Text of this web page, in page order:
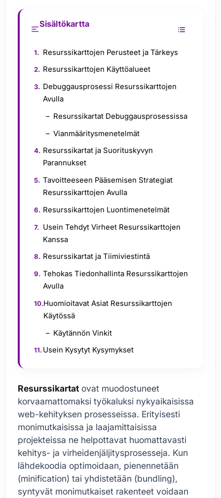
Sisältökartta
Resurssikarttojen Perusteet ja Tärkeys
Resurssikarttojen Käyttöalueet
Debuggausprosessi Resurssikarttojen
Avulla
Resurssikartat Debuggausprosessissa
Vianmääritysmenetelmät
Resurssikartat ja Suorituskyvyn
Parannukset
Tavoitteeseen Pääsemisen Strategiat
Resurssikarttojen Avulla
Resurssikarttojen Luontimenetelmät
Usein Tehdyt Virheet Resurssikarttojen
Kanssa
Resurssikartat ja Tiimiviestintä
Tehokas Tiedonhallinta Resurssikarttojen
Avulla
Huomioitavat Asiat Resurssikarttojen
Käytössä
Käytännön Vinkit
Usein Kysytyt Kysymykset
Resurssikartat ovat muodostuneet
korvaamattomaksi työkaluksi nykyaikaisissa
web-kehityksen prosesseissa. Erityisesti
monimutkaisissa ja laajamittaisissa
projekteissa ne helpottavat huomattavasti
kehitys- ja virheidenjäljitysprosesseja. Kun
lähdekoodia optimoidaan, pienennetään
(minification) tai yhdistetään (bundling),
syntyvät monimutkaiset rakenteet voidaan